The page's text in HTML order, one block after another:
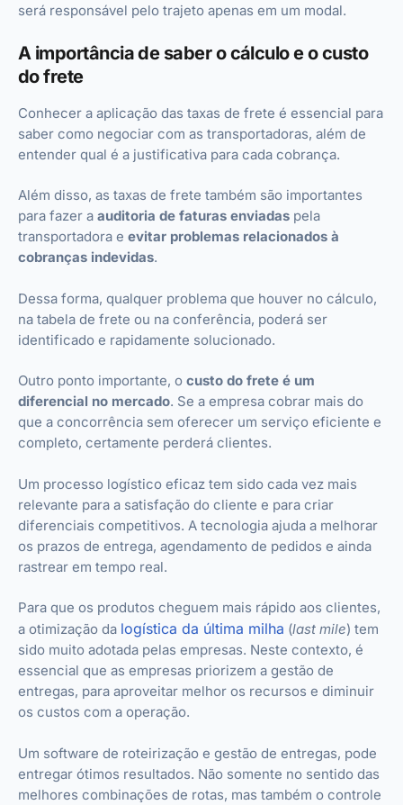
será responsável pelo trajeto apenas em um modal.
A importância de saber o cálculo e o custo
do frete
Conhecer a aplicação das taxas de frete é essencial para
saber como negociar com as transportadoras, além de
entender qual é a justificativa para cada cobrança.
Além disso, as taxas de frete também são importantes
para fazer a auditoria de faturas enviadas pela
transportadora e evitar problemas relacionados à
cobranças indevidas.
Dessa forma, qualquer problema que houver no cálculo,
na tabela de frete ou na conferência, poderá ser
identificado e rapidamente solucionado.
Outro ponto importante, o custo do frete é um
diferencial no mercado. Se a empresa cobrar mais do
que a concorrência sem oferecer um serviço eficiente e
completo, certamente perderá clientes.
Um processo logístico eficaz tem sido cada vez mais
relevante para a satisfação do cliente e para criar
diferenciais competitivos. A tecnologia ajuda a melhorar
os prazos de entrega, agendamento de pedidos e ainda
rastrear em tempo real.
Para que os produtos cheguem mais rápido aos clientes,
a otimização da logística da última milha (last mile) tem
sido muito adotada pelas empresas. Neste contexto, é
essencial que as empresas priorizem a gestão de
entregas, para aproveitar melhor os recursos e diminuir
os custos com a operação.
Um software de roteirização e gestão de entregas, pode
entregar ótimos resultados. Não somente no sentido das
melhores combinações de rotas, mas também o controle